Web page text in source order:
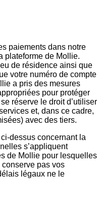
paiements dans notre
plateforme de Mollie.
de résidence ainsi que
votre numéro de compte
a pris des mesures
pour protéger
réserve le droit d’utiliser
et, dans ce cadre,
avec des tiers.
dessus concernant la
s’appliquent
de Mollie pour lesquelles
pas vos
légaux ne le